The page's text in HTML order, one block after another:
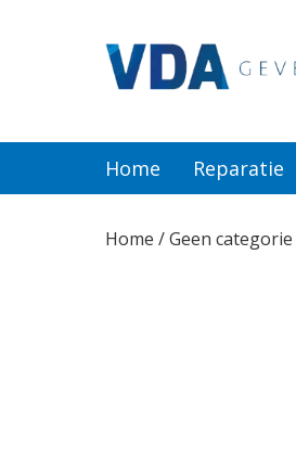
Home Reparatie
Home /Geen categorie